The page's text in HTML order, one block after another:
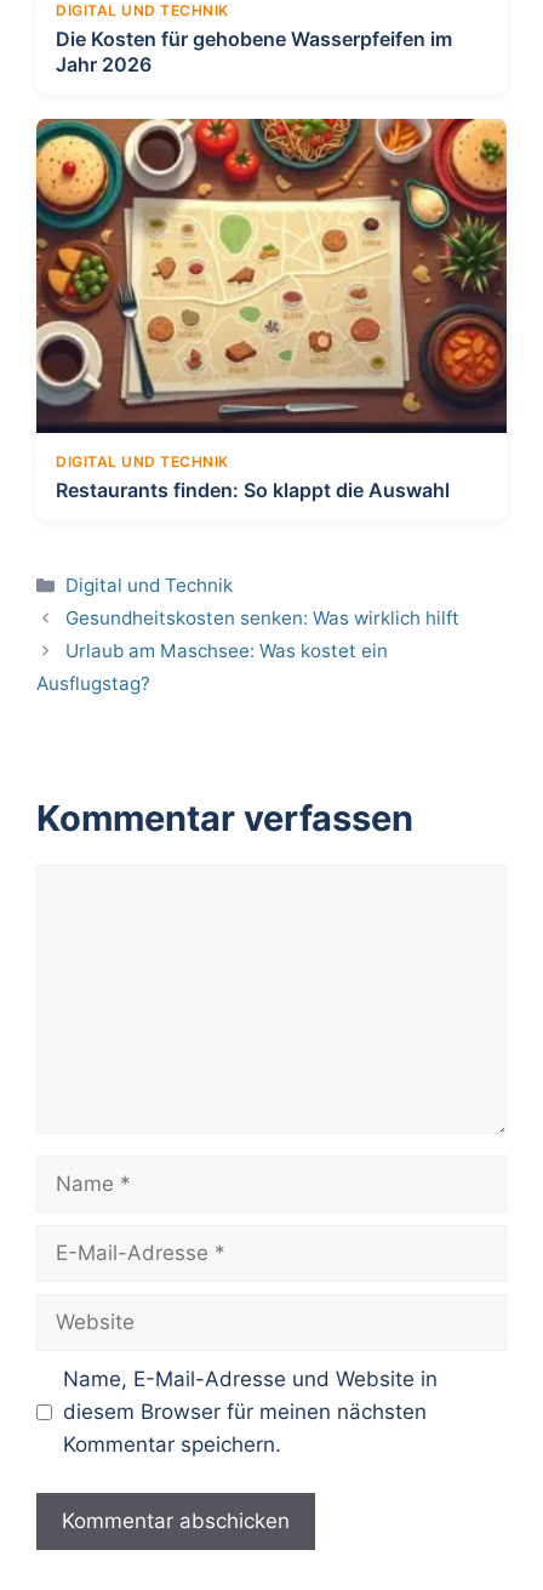
DIGITAL UND TECHNIK
Die Kosten für gehobene Wasserpfeifen im
Jahr 2026
DIGITAL UND TECHNIK
Restaurants finden: So klappt die Auswahl
Kategorien
Digital und Technik
Gesundheitskosten senken: Was wirklich hilft
Urlaub am Maschsee: Was kostet ein
Ausflugstag?
Kommentar verfassen
Name
Website
Name, E-Mail-Adresse und Website in
diesem Browser für meinen nächsten
Kommentar speichern.